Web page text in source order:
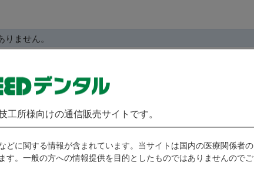
工所様向けの通信販売サイトです。
どに関する情報が含まれています。当サイトは国内の医療関係者の
す。一般の方への情報提供を目的としたものではありませんのでご
ません。